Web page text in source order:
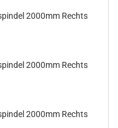
2000mm Rechts
2000mm Rechts
2000mm Rechts